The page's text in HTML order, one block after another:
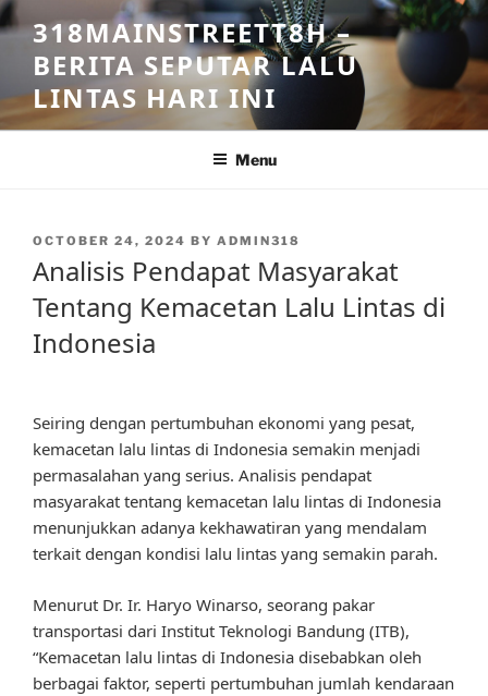
Skip
to
content
318MAINSTREETT8H –
BERITA SEPUTAR LALU
LINTAS HARI INI
Menu
POSTED
OCTOBER 24, 2024 BY ADMIN318
Analisis Pendapat Masyarakat
Tentang Kemacetan Lalu Lintas di
Indonesia
Seiring dengan pertumbuhan ekonomi yang pesat,
kemacetan lalu lintas di Indonesia semakin menjadi
permasalahan yang serius. Analisis pendapat
masyarakat tentang kemacetan lalu lintas di Indonesia
menunjukkan adanya kekhawatiran yang mendalam
terkait dengan kondisi lalu lintas yang semakin parah.
Menurut Dr. Ir. Haryo Winarso, seorang pakar
transportasi dari Institut Teknologi Bandung (ITB),
“Kemacetan lalu lintas di Indonesia disebabkan oleh
berbagai faktor, seperti pertumbuhan jumlah kendaraan